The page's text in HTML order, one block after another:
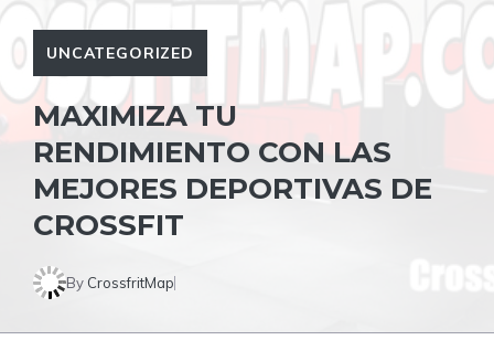
UNCATEGORIZED
MAXIMIZA TU
RENDIMIENTO CON LAS
MEJORES DEPORTIVAS DE
CROSSFIT
By CrossfritMap